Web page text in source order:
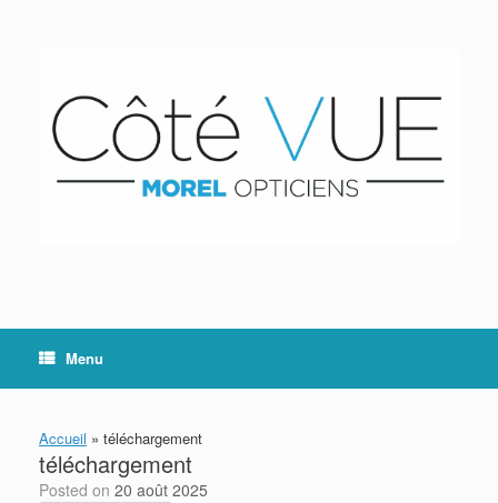
Menu
Accueil » téléchargement
téléchargement
Posted on 20 août 2025